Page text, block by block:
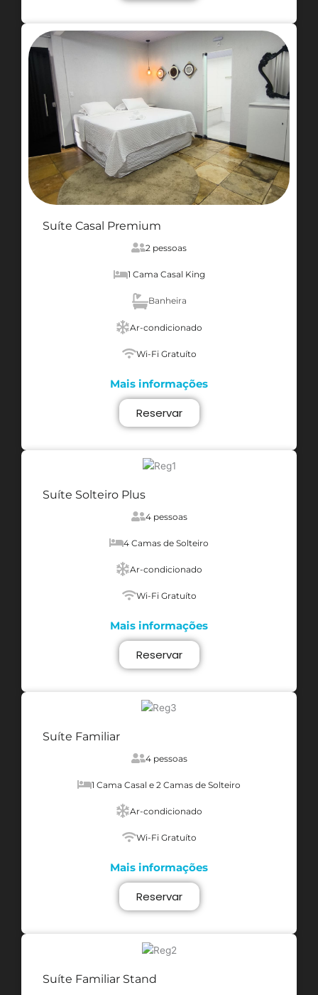
Suíte Casal Premium
2 pessoas
1 Cama Casal King
Banheira
Ar-condicionado
Wi-Fi Gratuíto
Mais informações
Reservar
Suíte Solteiro Plus
4 pessoas
4 Camas de Solteiro
Ar-condicionado
Wi-Fi Gratuíto
Mais informações
Reservar
Suíte Familiar
4 pessoas
1 Cama Casal e 2 Camas de Solteiro
Ar-condicionado
Wi-Fi Gratuíto
Mais informações
Reservar
Suíte Familiar Stand